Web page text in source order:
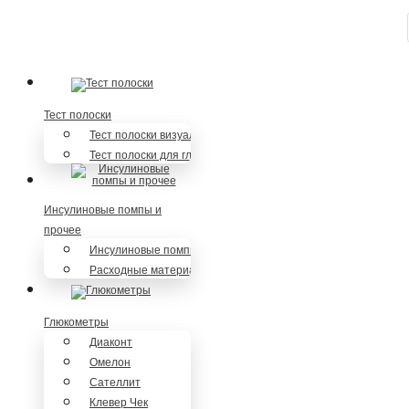
Тест полоски
Тест полоски визуальные
Тест полоски для глюкометров
Инсулиновые помпы и
прочее
Инсулиновые помпы
Расходные материалы
Глюкометры
Диаконт
Омелон
Сателлит
Клевер Чек